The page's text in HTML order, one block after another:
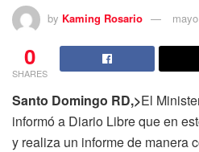
by Kaming Rosario
0
SHARES
Santo Domingo RD,>El
informó a Diario Libre que en
y realiza un informe de manera